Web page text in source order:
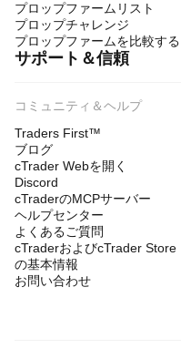
プロップファームリスト
プロップチャレンジ
プロップファームを比較する
サポート＆信頼
コミュニティ＆ヘルプ
Traders First™
ブログ
cTrader Webを開く
Discord
cTraderのMCPサーバー
ヘルプセンター
よくあるご質問
cTraderおよびcTrader Store
の基本情報
お問い合わせ